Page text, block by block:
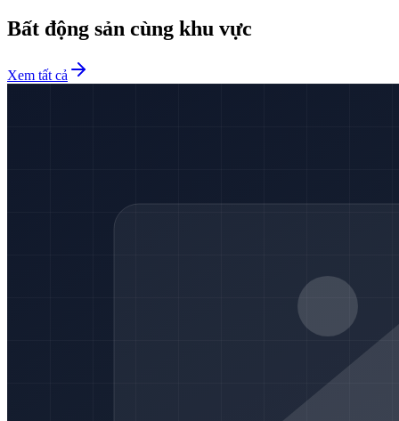
Bất động sản cùng khu vực
Xem tất cả